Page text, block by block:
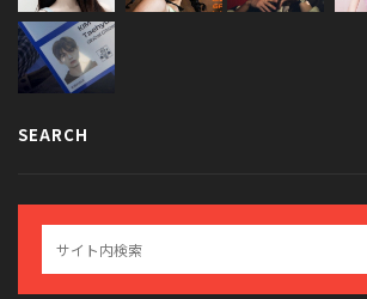
SEARCH